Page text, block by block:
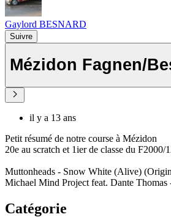
Gaylord BESNARD
Suivre
Mézidon Fagnen/
il y a 13 ans
Petit résumé de notre course à Mézidon
20e au scratch et 1ier de classe du F2000/
Muttonheads - Snow White (Alive)
Michael Mind Project feat. Dante
Catégorie